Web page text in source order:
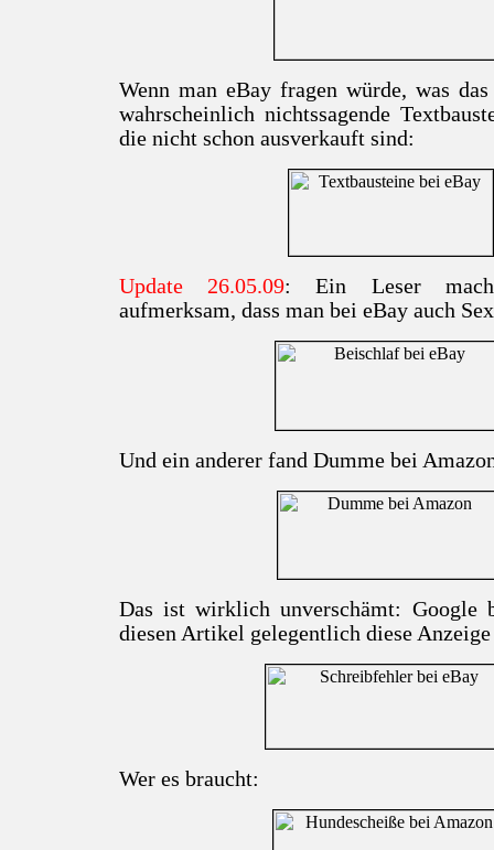
Wenn man eBay fragen würde, was
wahrscheinlich nichtssagende
die nicht schon ausverkauft sind:
Update 26.05.09: Ein Leser
aufmerksam, dass man bei eBay auch
Und ein anderer fand Dumme bei
Das ist wirklich unverschämt: Google
diesen Artikel gelegentlich diese
Wer es braucht: